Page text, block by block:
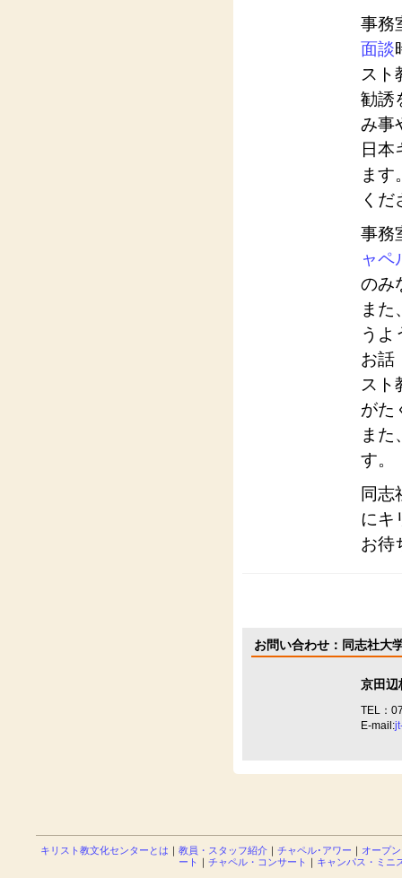
事務
面談
スト
勧誘
み事
日本
ます
くだ
事務
ャペ
のみ
また
うよ
お話
スト
がた
また
す。
同志
にキ
お待
お問い合わせ：同志社大
京田辺
TEL：
E-mail:
キリスト教文化センターとは ｜ 教員・スタッフ紹介｜ チャペル･アワー ｜ オープ
ート
｜ チャペル・コンサート ｜ キャンパス・ミニ